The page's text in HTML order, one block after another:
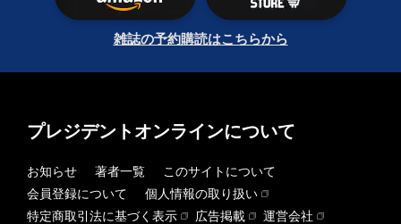
雑誌の予約購読はこちらから
プレジデントオンラインについて
お知らせ 著者一覧
このサイトについて
会員登録について
個人情報の取り扱い
特定商取引法に基づく表示
広告掲載
運営会社